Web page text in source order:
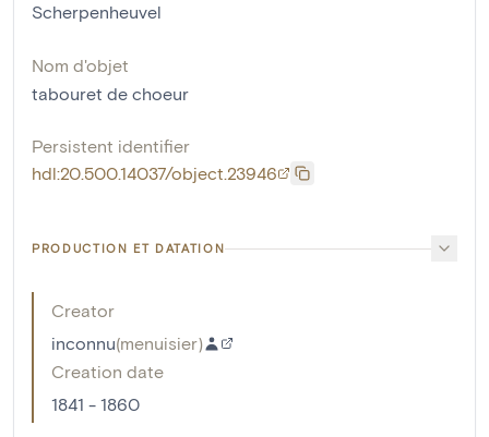
Scherpenheuvel
Nom d'objet
tabouret de choeur
Persistent identifier
hdl:20.500.14037/object.23946
PRODUCTION ET DATATION
Creator
inconnu(menuisier)
Creation date
1841 - 1860